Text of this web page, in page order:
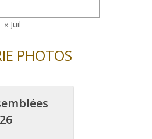
« Juil
PHOTOS